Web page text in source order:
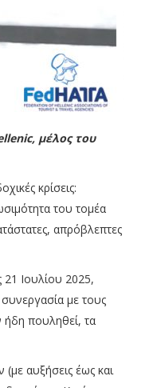
μέλος του
κρίσεις:
του τομέα
απρόβλεπτες
Ιουλίου 2025,
με τους
ήδη πουληθεί, τα
αυξήσεις έως και